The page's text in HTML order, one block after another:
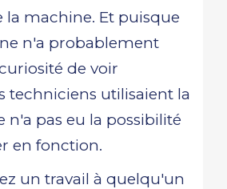
la machine. Et puisque
n'a probablement
de voir
techniciens utilisaient la
n'a pas eu la possibilité
en fonction.
un travail à quelqu'un